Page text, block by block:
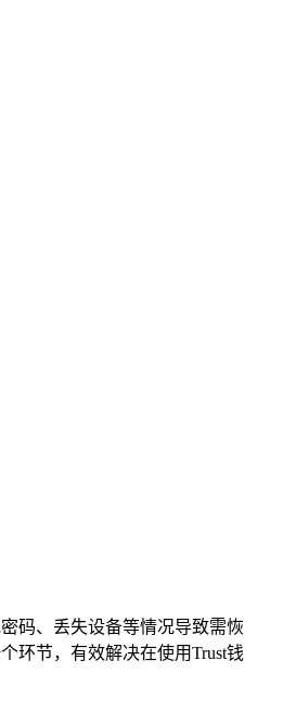
码、丢失设备等情况导致需恢
环节，有效解决在使用Trust钱